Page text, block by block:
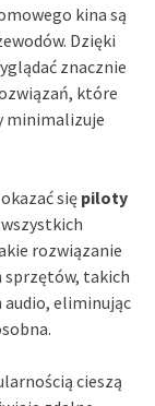
kina są
Dzięki
znacznie
które
minimalizuje
się piloty
rozwiązanie
sprzętów, takich
audio, eliminując
cieszą